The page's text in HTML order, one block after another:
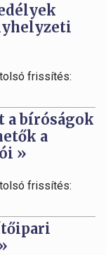
frissítés:
a bíróságok
a
»
frissítés: